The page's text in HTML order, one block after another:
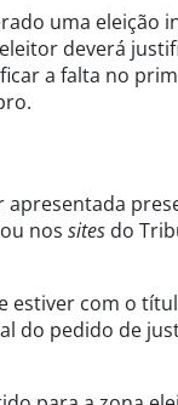
uma eleição
deverá
a falta no
apresentada
nos sites do
estiver com o
do pedido de